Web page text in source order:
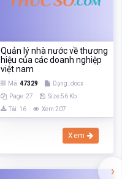
Quản lý nhà nước về thương
hiệu của các doanh nghiệp
việt nam
Mã:47329
Dạng:.docx
Page: 27
Size:56 Kb
Tải: 16
Xem:207
Xem
›